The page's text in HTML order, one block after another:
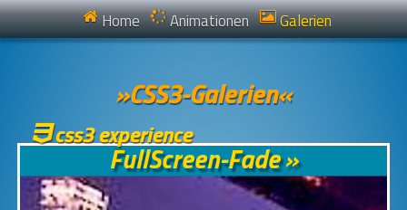
Home Animationen Galerien
css3 experience
»CSS3-Galerien«
FullScreen-Fade »